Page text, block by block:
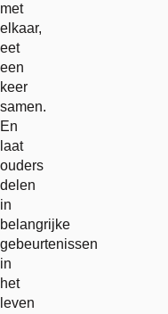
met
elkaar,
eet
een
keer
samen.
En
laat
ouders
delen
in
belangrijke
gebeurtenissen
in
het
leven